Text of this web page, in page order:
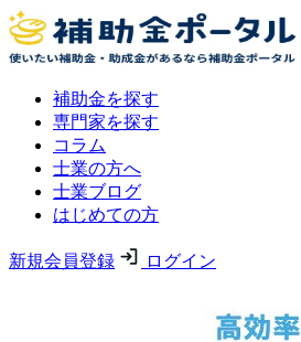
補助金を探す
専門家を探す
コラム
士業の方へ
士業ブログ
はじめての方
新規会員登録 ログイン